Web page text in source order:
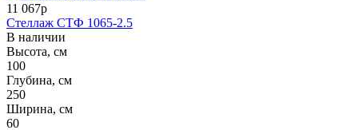
11 067р
Стеллаж СТФ 1065-2.5
В наличии
Высота, см
100
Глубина, см
250
Ширина, см
60